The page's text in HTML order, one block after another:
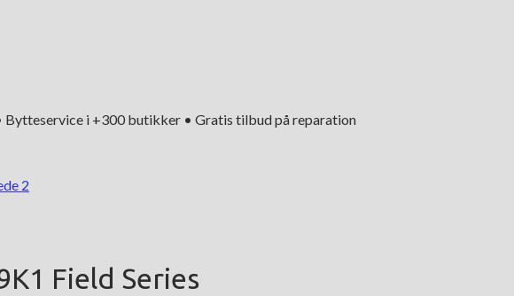
i +300 butikker • Gratis tilbud på reparation
Field Series